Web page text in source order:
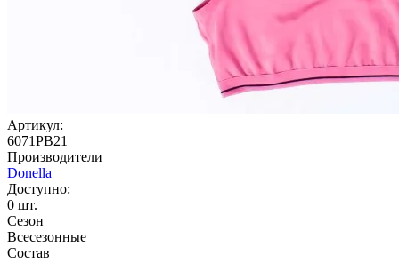
Артикул:
6071PB21
Производители
Donella
Доступно:
0 шт.
Сезон
Всесезонные
Состав